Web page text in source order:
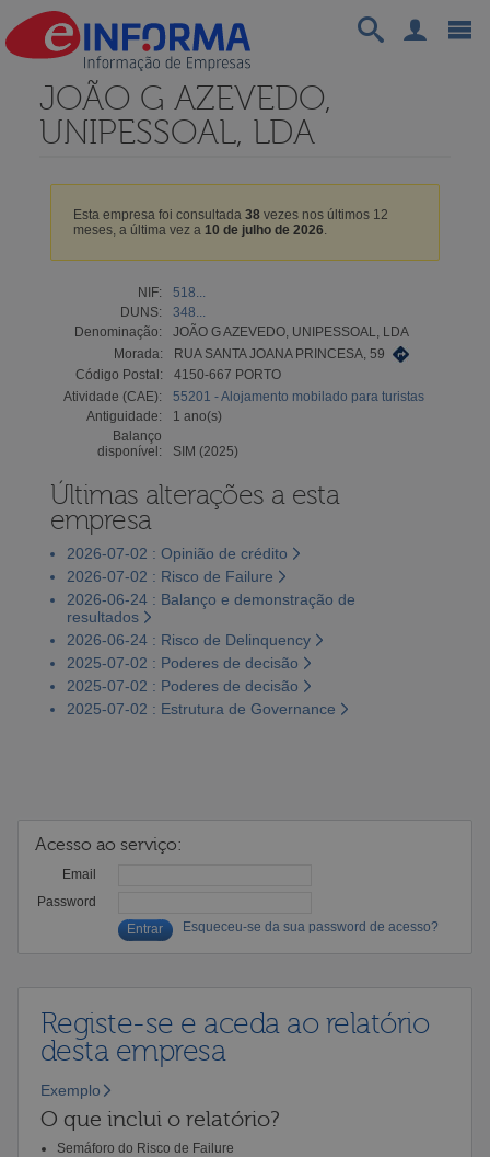
JOÃO G AZEVEDO,
UNIPESSOAL, LDA
Esta empresa foi consultada 38vezes nos últimos 12
meses, a última vez a 10 de julho de 2026.
NIF:
518...
DUNS:
348...
Denominação:
JOÃO G AZEVEDO, UNIPESSOAL, LDA
Morada:
RUA SANTA JOANA PRINCESA, 59
Código Postal:
4150-667 PORTO
Atividade (CAE):
55201 - Alojamento mobilado para turistas
Antiguidade:
1 ano(s)
Balanço
disponível:
SIM (2025)
Últimas alterações a esta
empresa
2026-07-02 : Opinião de crédito
2026-07-02 : Risco de Failure
2026-06-24 : Balanço e demonstração de
resultados
2026-06-24 : Risco de Delinquency
2025-07-02 : Poderes de decisão
2025-07-02 : Poderes de decisão
2025-07-02 : Estrutura de Governance
Acesso ao serviço:
Email
Password
Esqueceu-se da sua password de acesso?
Registe-se e aceda ao relatório
desta empresa
Exemplo
O que inclui o relatório?
Semáforo do Risco de Failure